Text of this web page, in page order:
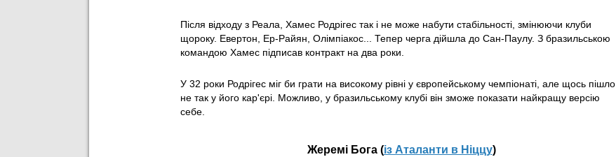
Після відходу з Реала, Хамес Родрігес так і не може набути стабільності, змінюючи клуби
щороку. Евертон, Ер-Райян, Олімпіакос... Тепер черга дійшла до Сан-Паулу. З бразильською
командою Хамес підписав контракт на два роки.
У 32 роки Родрігес міг би грати на високому рівні у європейському чемпіонаті, але щось пішло
не так у його кар'єрі. Можливо, у бразильському клубі він зможе показати найкращу версію
себе.
Жеремі Бога (із Аталанти в Ніццу)